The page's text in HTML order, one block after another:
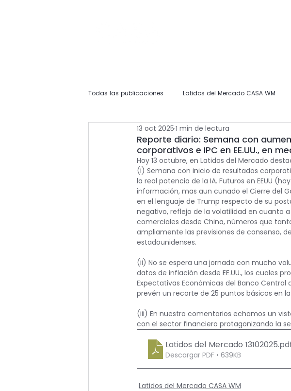
Todas las publicaciones Latidos del Mercado CASA WM
Reporte diario: Semana con
corporativos e IPC en EE.UU., en
13 oct 2025 1 min de lectura
Hoy 13 octubre, en Latidos del Mercado
(i) Semana con inicio de resultados
la real potencia de la IA. Futuros en EEUU
información, mas aun cunado el Cierre del
en el lenguaje de Trump respecto de su
negativo, reflejo de la volatilidad en cuanto
comerciales desde China, números que
ampliamente las previsiones de consenso,
estadounidenses.
(ii) No se espera una jornada con mucho
datos de inflación desde EE.UU., los cuales
Expectativas Económicas del Banco
prevén un recorte de 25 puntos básicos en
(iii) En nuestro comentarios echamos un
con el sector financiero protagonizando la
Latidos del Mercado 13102025
Descargar PDF • 639KB
Latidos del Mercado CASA WM